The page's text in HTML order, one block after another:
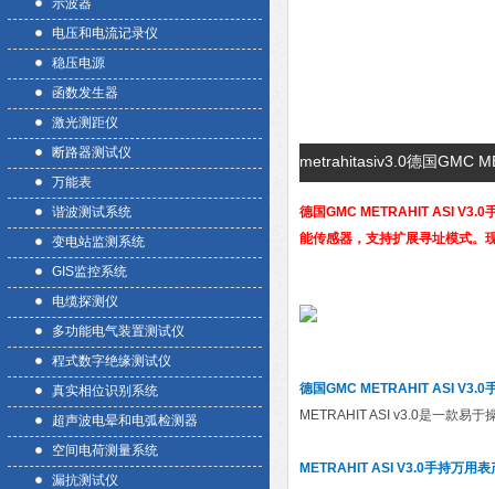
示波器
电压和电流记录仪
稳压电源
函数发生器
激光测距仪
断路器测试仪
万能表
谐波测试系统
变电站监测系统
GIS监控系统
电缆探测仪
多功能电气装置测试仪
程式数字绝缘测试仪
真实相位识别系统
超声波电晕和电弧检测器
空间电荷测量系统
漏抗测试仪
metrahitasiv3.0德国GMC
德国GMC METRAHIT ASI V3.0
能传感器，支持扩展寻址模式。
德国GMC METRAHIT ASI V3.0
METRAHIT ASI v3.0是一款易于
METRAHIT ASI V3.0手持万用表